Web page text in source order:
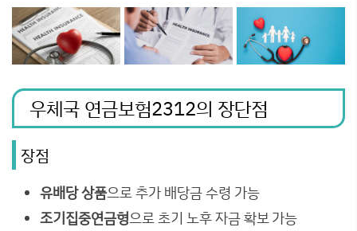
우체국 연금보험2312의 장단점
장점
유배당 상품으로 추가 배당금 수령 가능
조기집중연금형으로 초기 노후 자금 확보 가능